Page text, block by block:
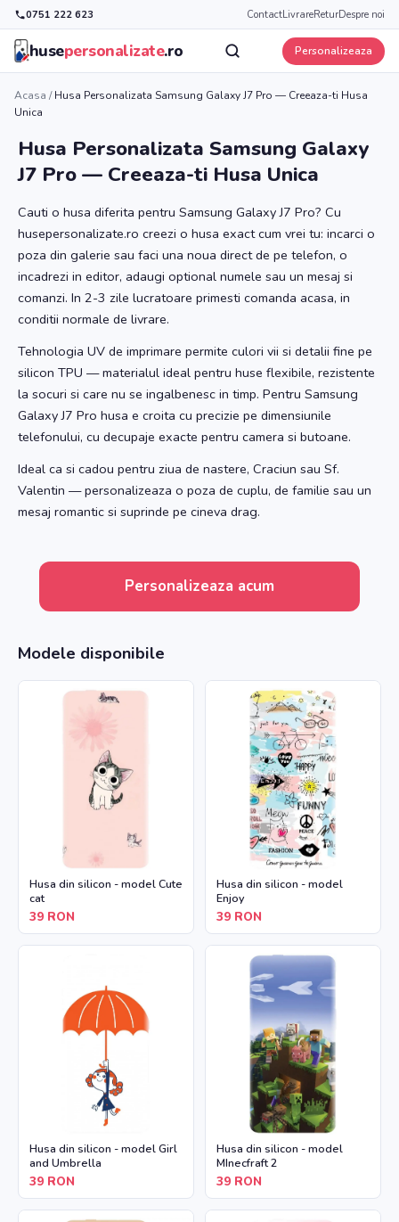
0751 222 623 ContactLivrareReturDespre noi
husepersonalizate.ro Personalizeaza
Acasa /Husa Personalizata Samsung Galaxy J7 Pro — Creeaza-ti Husa
Unica
Husa Personalizata Samsung Galaxy
J7 Pro — Creeaza-ti Husa Unica
Cauti o husa diferita pentru Samsung Galaxy J7 Pro? Cu
husepersonalizate.ro creezi o husa exact cum vrei tu: incarci o
poza din galerie sau faci una noua direct de pe telefon, o
incadrezi in editor, adaugi optional numele sau un mesaj si
comanzi. In 2-3 zile lucratoare primesti comanda acasa, in
conditii normale de livrare.
Tehnologia UV de imprimare permite culori vii si detalii fine pe
silicon TPU — materialul ideal pentru huse flexibile, rezistente
la socuri si care nu se ingalbenesc in timp. Pentru Samsung
Galaxy J7 Pro husa e croita cu precizie pe dimensiunile
telefonului, cu decupaje exacte pentru camera si butoane.
Ideal ca si cadou pentru ziua de nastere, Craciun sau Sf.
Valentin — personalizeaza o poza de cuplu, de familie sau un
mesaj romantic si suprinde pe cineva drag.
Personalizeaza acum
Modele disponibile
Husa din silicon - model Cute
cat
39 RON
Husa din silicon - model
Enjoy
39 RON
Husa din silicon - model Girl
and Umbrella
39 RON
Husa din silicon - model
MInecfraft 2
39 RON